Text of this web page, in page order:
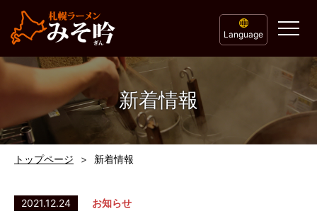
Language
新着情報
トップページ 新着情報
2021.12.24 お知らせ